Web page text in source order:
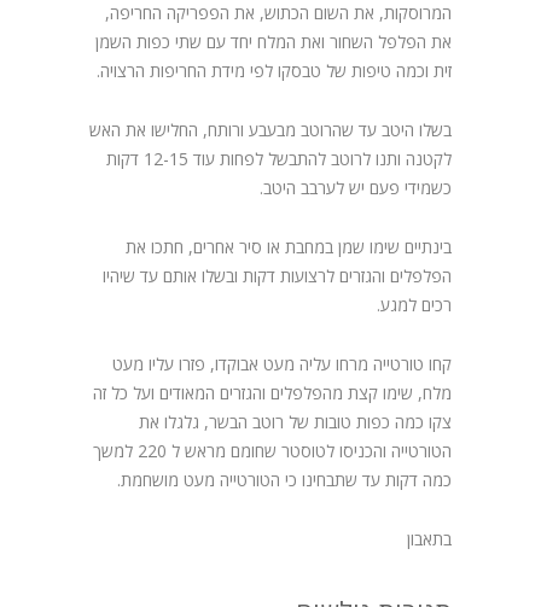
המרוסקות, את השום הכתוש, את הפפריקה החריפה,
את הפלפל השחור ואת המלח יחד עם שתי כפות השמן
זית וכמה טיפות של טבסקו לפי מידת החריפות הרצויה.
בשלו היטב עד שהרוטב מבעבע ורותח, החלישו את האש
לקטנה ותנו לרוטב להתבשל לפחות עוד 12-15 דקות
כשמידי פעם יש לערבב היטב.
בינתיים שימו שמן במחבת או סיר אחרים, חתכו את
הפלפלים והגזרים לרצועות דקות ובשלו אותם עד שיהיו
רכים למגע.
קחו טורטייה מרחו עליה מעט אבוקדו, פזרו עליו מעט
מלח, שימו קצת מהפלפלים והגזרים המאודים ועל כל זה
צקו כמה כפות טובות של רוטב הבשר, גלגלו את
הטורטייה והכניסו לטוסטר שחומם מראש ל 220 למשך
כמה דקות עד שתבחינו כי הטורטייה מעט מושחמת.
בתאבון